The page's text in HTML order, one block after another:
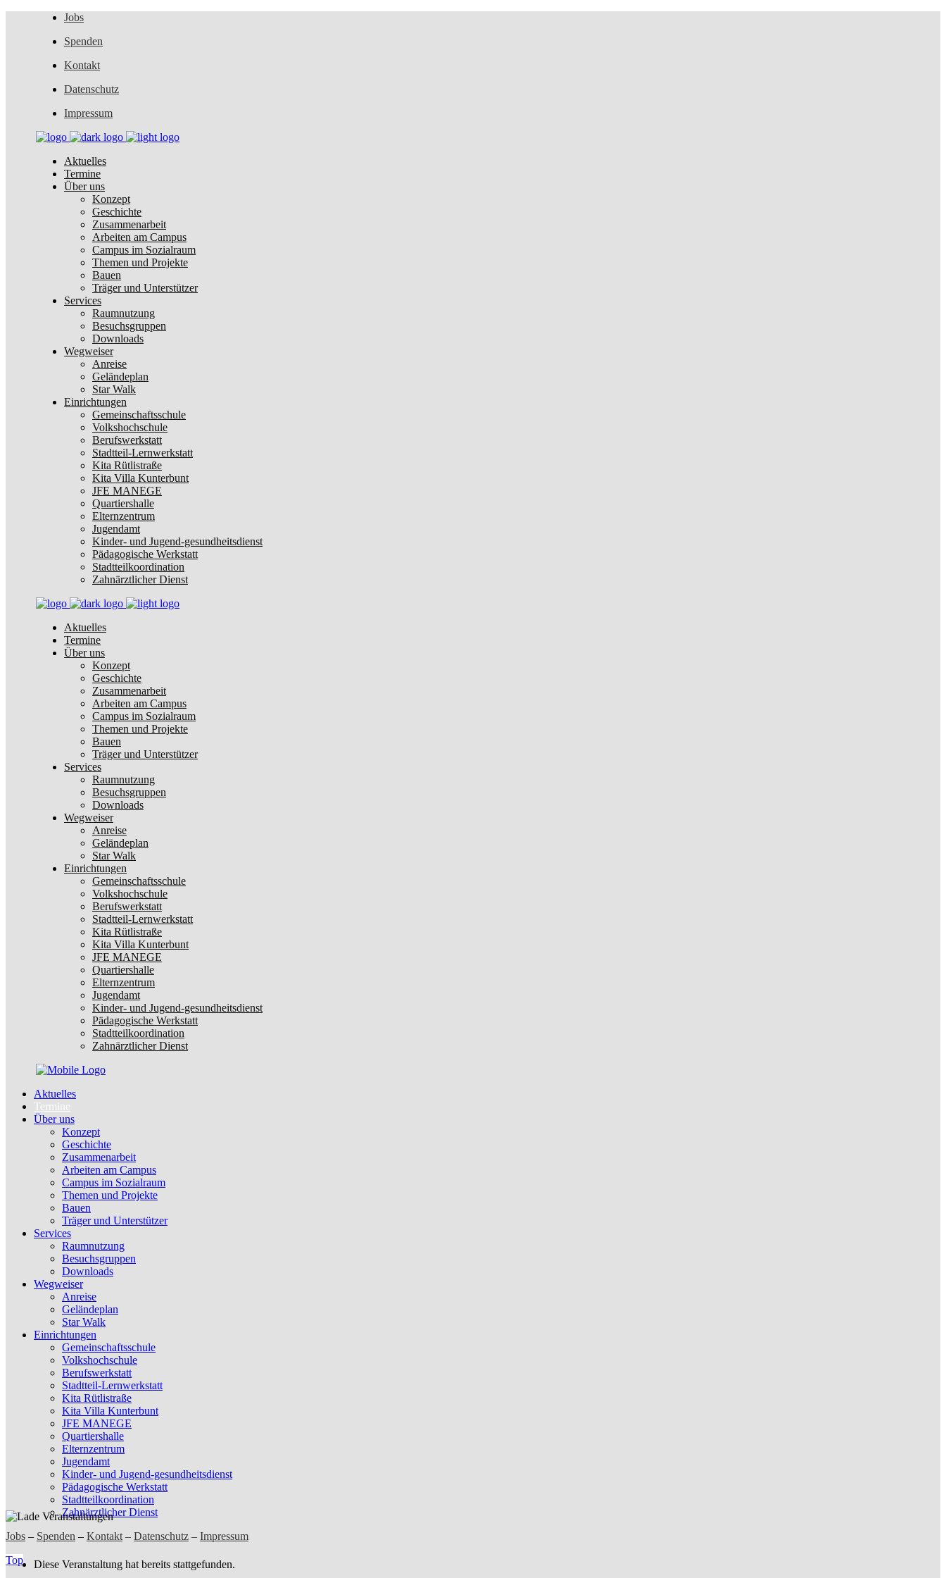
Jobs
Spenden
Kontakt
Datenschutz
Impressum
Aktuelles
Termine
Über uns
Konzept
Geschichte
Zusammenarbeit
Arbeiten am Campus
Campus im Sozialraum
Themen und Projekte
Bauen
Träger und Unterstützer
Services
Raumnutzung
Besuchsgruppen
Downloads
Wegweiser
Anreise
Geländeplan
Star Walk
Einrichtungen
Gemeinschaftsschule
Volkshochschule
Berufswerkstatt
Stadtteil-Lernwerkstatt
Kita Rütlistraße
Kita Villa Kunterbunt
JFE MANEGE
Quartiershalle
Elternzentrum
Jugendamt
Kinder- und Jugend-gesundheitsdienst
Pädagogische Werkstatt
Stadtteilkoordination
Zahnärztlicher Dienst
Aktuelles
Termine
Über uns
Konzept
Geschichte
Zusammenarbeit
Arbeiten am Campus
Campus im Sozialraum
Themen und Projekte
Bauen
Träger und Unterstützer
Services
Raumnutzung
Besuchsgruppen
Downloads
Wegweiser
Anreise
Geländeplan
Star Walk
Einrichtungen
Gemeinschaftsschule
Volkshochschule
Berufswerkstatt
Stadtteil-Lernwerkstatt
Kita Rütlistraße
Kita Villa Kunterbunt
JFE MANEGE
Quartiershalle
Elternzentrum
Jugendamt
Kinder- und Jugend-gesundheitsdienst
Pädagogische Werkstatt
Stadtteilkoordination
Zahnärztlicher Dienst
Aktuelles
Termine
Über uns
Konzept
Geschichte
Zusammenarbeit
Arbeiten am Campus
Campus im Sozialraum
Themen und Projekte
Bauen
Träger und Unterstützer
Services
Raumnutzung
Besuchsgruppen
Downloads
Wegweiser
Anreise
Geländeplan
Star Walk
Einrichtungen
Gemeinschaftsschule
Volkshochschule
Berufswerkstatt
Stadtteil-Lernwerkstatt
Kita Rütlistraße
Kita Villa Kunterbunt
JFE MANEGE
Quartiershalle
Elternzentrum
Jugendamt
Kinder- und Jugend-gesundheitsdienst
Pädagogische Werkstatt
Stadtteilkoordination
Zahnärztlicher Dienst
Jobs – Spenden – Kontakt – Datenschutz – Impressum
Top
Diese Veranstaltung hat bereits stattgefunden.